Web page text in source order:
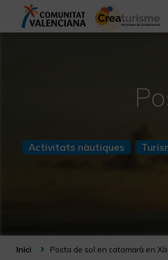
Activitats nàutiques
Inici Posta de sol en catamarà en